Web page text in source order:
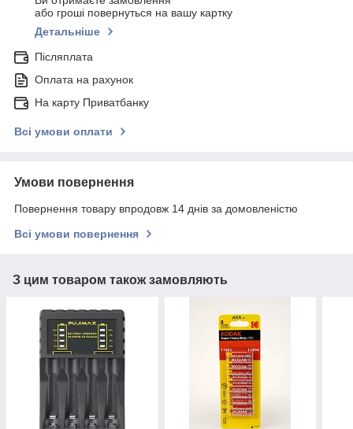
або гроші повернуться на вашу картку
Детальніше
Післяплата
Оплата на рахунок
На карту Приватбанку
Всі умови оплати
Умови повернення
Повернення товару впродовж 14 днів за домовленістю
Всі умови повернення
З цим товаром також замовляють